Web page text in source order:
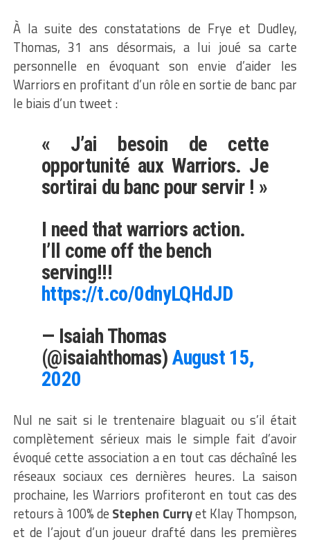
À la suite des constatations de Frye et Dudley,
Thomas, 31 ans désormais, a lui joué sa carte
personnelle en évoquant son envie d’aider les
Warriors en profitant d’un rôle en sortie de banc par
le biais d’un tweet :
« J’ai besoin de cette
opportunité aux Warriors. Je
sortirai du banc pour servir ! »
I need that warriors action.
I’ll come off the bench
serving!!!
https://t.co/0dnyLQHdJD
— Isaiah Thomas
(@isaiahthomas) August 15,
2020
Nul ne sait si le trentenaire blaguait ou s’il était
complètement sérieux mais le simple fait d’avoir
évoqué cette association a en tout cas déchaîné les
réseaux sociaux ces dernières heures. La saison
prochaine, les Warriors profiteront en tout cas des
retours à 100% de Stephen Curryet Klay Thompson,
et de l’ajout d’un joueur drafté dans les premières